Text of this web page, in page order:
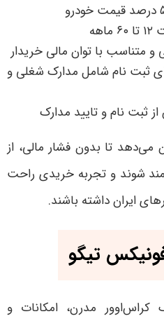
درصد قیمت خودرو
۱۲ تا ۶۰ ماهه
و متناسب با توان مالی خریدار
ثبت نام شامل مدارک شغلی و
ثبت نام و تایید مدارک
می‌دهد تا بدون فشار مالی، از
شوند و تجربه خریدی راحت
ایران داشته باشند.
تیگو
مدرن، امکانات و